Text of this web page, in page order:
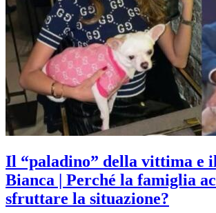
Il “paladino” della vittima e
Bianca | Perché la famiglia
sfruttare la situazione?